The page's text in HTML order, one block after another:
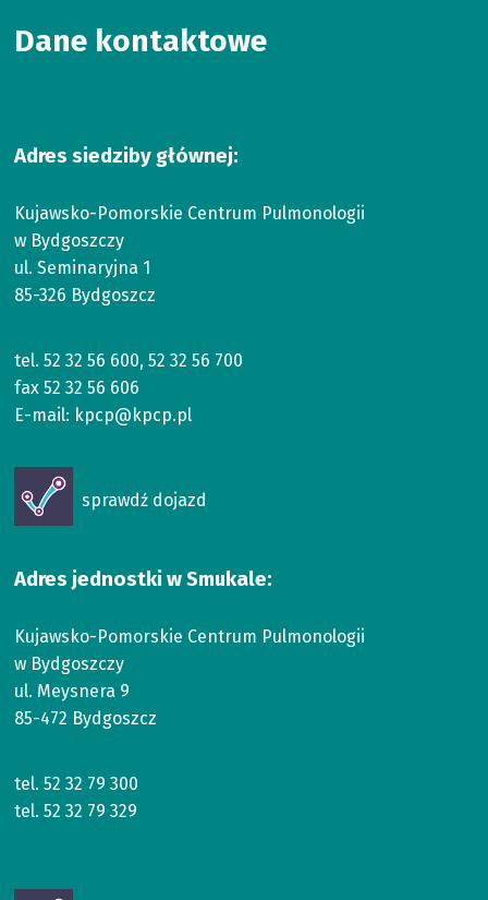
Dane kontaktowe
Adres siedziby głównej:
Kujawsko-Pomorskie Centrum Pulmonologii
w Bydgoszczy
ul. Seminaryjna 1
85-326 Bydgoszcz
tel.52 32 56 600,52 32 56 700
fax52 32 56 606
E-mail: kpcp@kpcp.pl
Otworzy
się
oknie
sprawdź dojazd
Adres jednostki w Smukale:
Kujawsko-Pomorskie Centrum Pulmonologii
w Bydgoszczy
ul. Meysnera 9
85-472 Bydgoszcz
tel.52 32 79 300
tel.52 32 79 329